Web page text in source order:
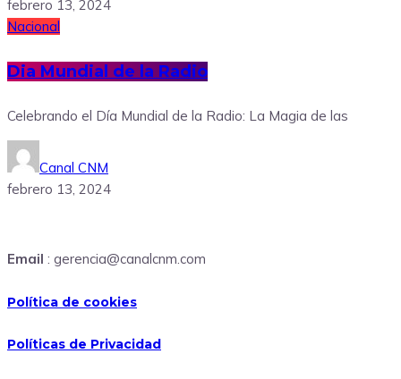
febrero 13, 2024
Nacional
Dia Mundial de la Radio
Celebrando el Día Mundial de la Radio: La Magia de las
Canal CNM
febrero 13, 2024
Email : gerencia@canalcnm.com
Política de cookies
Políticas de Privacidad